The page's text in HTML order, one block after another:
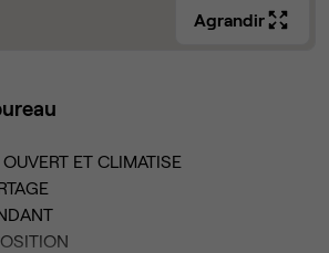
Agrandir
ET CLIMATISE